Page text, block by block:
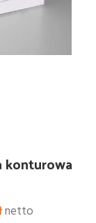
konturowa
netto